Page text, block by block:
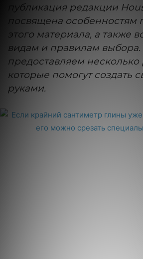
публикация редакции
посвящена
этого материала, а также
видам и правилам
предоставляем несколько
которые помогут создать
руками.